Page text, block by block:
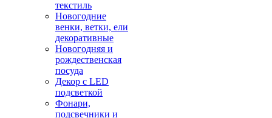
текстиль
Новогодние
венки, ветки, ели
декоративные
Новогодняя и
рождественская
посуда
Декор с LED
подсветкой
Фонари,
подсвечники и